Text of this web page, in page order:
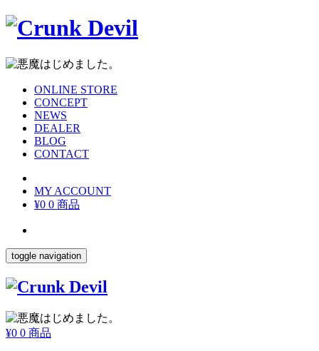
ONLINE STORE
CONCEPT
NEWS
DEALER
BLOG
CONTACT
MY ACCOUNT
¥0 0 商品
toggle navigation
¥0 0 商品